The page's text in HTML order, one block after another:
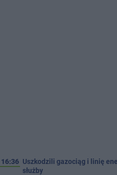
16:36 Uszkodzili gazociąg i linię
służby